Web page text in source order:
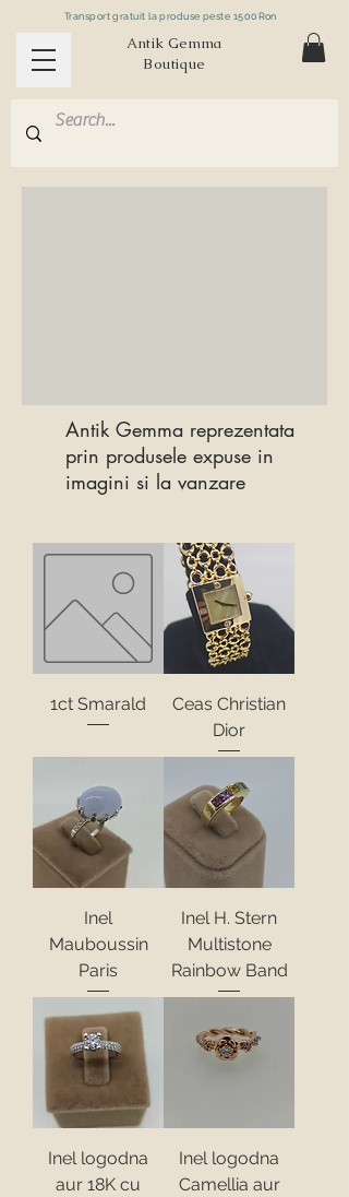
Antik Gemma
Boutique
Transport gratuit la produse peste 1500Ron
Antik Gemma reprezentata
prin produsele expuse in
imagini si la vanzare
1ct Smarald
Ceas Christian
Dior
Inel
Mauboussin
Paris
Inel H. Stern
Multistone
Rainbow Band
Inel logodna
aur 18K cu
Inel logodna
Camellia aur